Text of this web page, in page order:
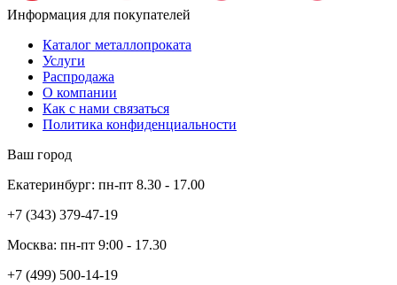
Информация для покупателей
Каталог металлопроката
Услуги
Распродажа
О компании
Как с нами связаться
Политика конфиденциальности
Ваш город
Екатеринбург: пн-пт 8.30 - 17.00
+7 (343) 379-47-19
Москва: пн-пт 9:00 - 17.30
+7 (499) 500-14-19